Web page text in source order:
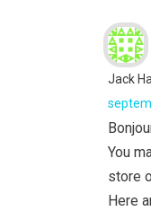
Jack
You
store
Here